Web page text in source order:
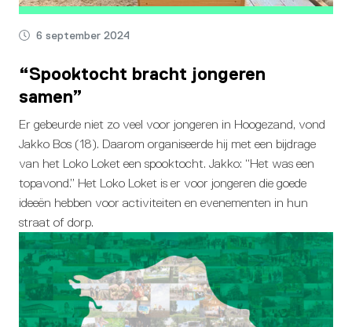
6 september 2024
“Spooktocht bracht jongeren
samen”
Er gebeurde niet zo veel voor jongeren in Hoogezand, vond
Jakko Bos (18). Daarom organiseerde hij met een bijdrage
van het Loko Loket een spooktocht. Jakko: “Het was een
topavond.” Het Loko Loket is er voor jongeren die goede
ideeën hebben voor activiteiten en evenementen in hun
straat of dorp.